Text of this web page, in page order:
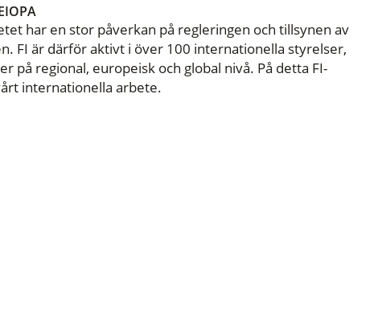
har en stor påverkan på regleringen och tillsynen av
FI är därför aktivt i över 100 internationella styrelser,
på regional, europeisk och global nivå. På detta FI-
internationella arbete.